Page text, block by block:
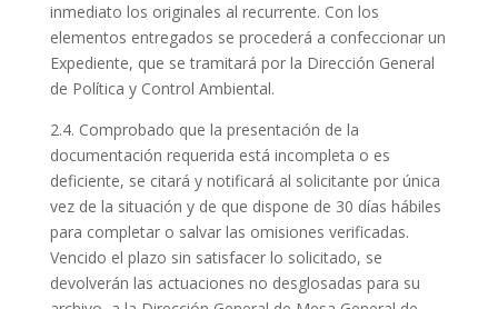
inmediato los originales al recurrente. Con los
elementos entregados se procederá a confeccionar un
Expediente, que se tramitará por la Dirección General
de Política y Control Ambiental.
2.4. Comprobado que la presentación de la
documentación requerida está incompleta o es
deficiente, se citará y notificará al solicitante por única
vez de la situación y de que dispone de 30 días hábiles
para completar o salvar las omisiones verificadas.
Vencido el plazo sin satisfacer lo solicitado, se
devolverán las actuaciones no desglosadas para su